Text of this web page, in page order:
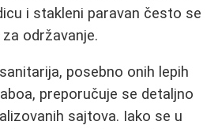
i stakleni paravan često se
održavanje.
sanitarija, posebno onih lepih
preporučuje se detaljno
sajtova. Iako se u